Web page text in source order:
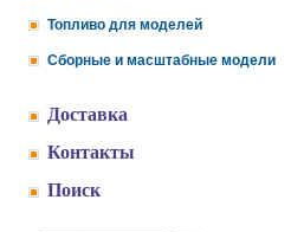
Топливо для моделей
Сборные и масштабные модели
Доставка
Контакты
Поиск